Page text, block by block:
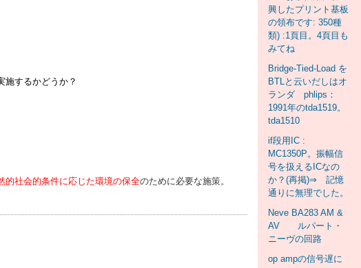
するかどうか？
的社会的条件に応じた環境の保全のために必要な施策。
興したプリント基板
の領布です: 350種
類) :1頁目。4頁目も
みてね
Bridge-Tied-Load を
BTLと云いだしはオ
ランダ phlips：
1991年のtda1519。
tda1510
if段用IC :
MC1350P。振幅信
号を扱えるICなの
か？(再掲)⇒ 記憶
通りに無理でした。
Neve BA283 AM &
AV ルパート・
ニーヴの回路
op ampの信号遅に